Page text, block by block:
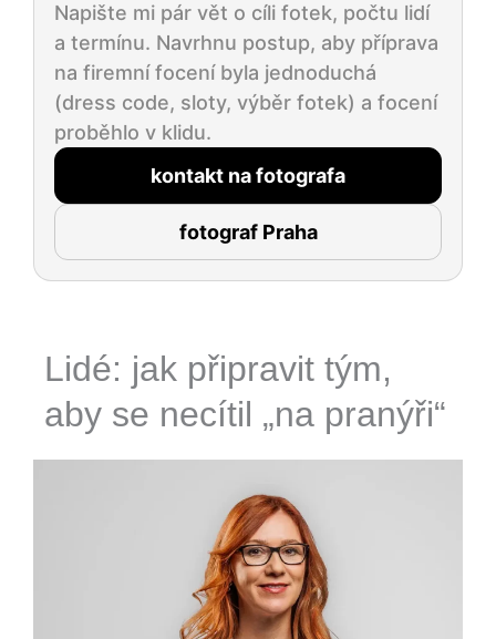
Napište mi pár vět o cíli fotek, počtu lidí
a termínu. Navrhnu postup, aby příprava
na firemní focení byla jednoduchá
(dress code, sloty, výběr fotek) a focení
proběhlo v klidu.
kontakt na fotografa
fotograf Praha
Lidé: jak připravit tým,
aby se necítil „na pranýři“